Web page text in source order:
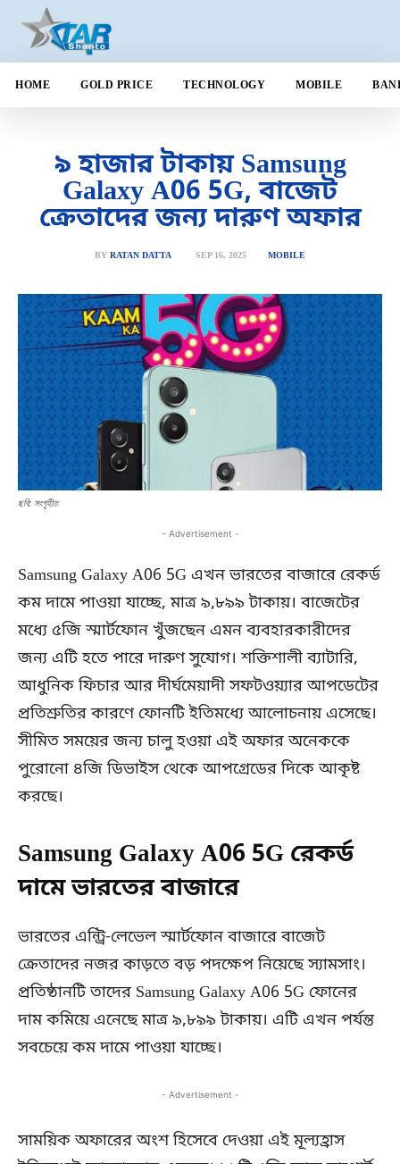
HOME GOLD PRICE TECHNOLOGY MOBILE
৯ হাজার টাকায় Samsung
Galaxy A06 5G, বাজেট
ক্রেতাদের জন্য দারুণ অফার
BY RATAN DATTA SEP 16, 2025 MOBILE
ছবি: সংগৃহীত
- Advertisement -
Samsung Galaxy A06 5G এখন ভারতের বাজারে রেকর্ড
কম দামে পাওয়া যাচ্ছে, মাত্র ৯,৮৯৯ টাকায়। বাজেটের
মধ্যে ৫জি স্মার্টফোন খুঁজছেন এমন ব্যবহারকারীদের
জন্য এটি হতে পারে দারুণ সুযোগ। শক্তিশালী ব্যাটারি,
আধুনিক ফিচার আর দীর্ঘমেয়াদী সফটওয়্যার আপডেটের
প্রতিশ্রুতির কারণে ফোনটি ইতিমধ্যে আলোচনায় এসেছে।
সীমিত সময়ের জন্য চালু হওয়া এই অফার অনেককে
পুরোনো ৪জি ডিভাইস থেকে আপগ্রেডের দিকে আকৃষ্ট
করছে।
Samsung Galaxy A06 5G রেকর্ড
দামে ভারতের বাজারে
ভারতের এন্ট্রি-লেভেল স্মার্টফোন বাজারে বাজেট
ক্রেতাদের নজর কাড়তে বড় পদক্ষেপ নিয়েছে স্যামসাং।
প্রতিষ্ঠানটি তাদের Samsung Galaxy A06 5G ফোনের
দাম কমিয়ে এনেছে মাত্র ৯,৮৯৯ টাকায়। এটি এখন পর্যন্ত
সবচেয়ে কম দামে পাওয়া যাচ্ছে।
- Advertisement -
সাময়িক অফারের অংশ হিসেবে দেওয়া এই মূল্যহ্রাস